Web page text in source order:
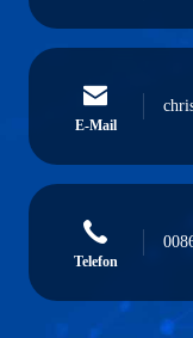
E-Mail
Telefon